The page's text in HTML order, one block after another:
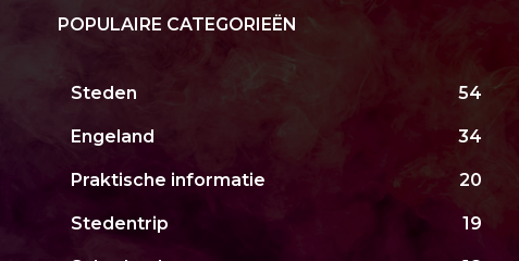
POPULAIRE CATEGORIEËN
Steden 54
Engeland 34
Praktische informatie 20
Stedentrip 19